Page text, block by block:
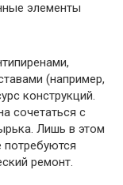
элементы
(например,
конструкций.
сочетаться с
Лишь в этом
потребуются
ремонт.